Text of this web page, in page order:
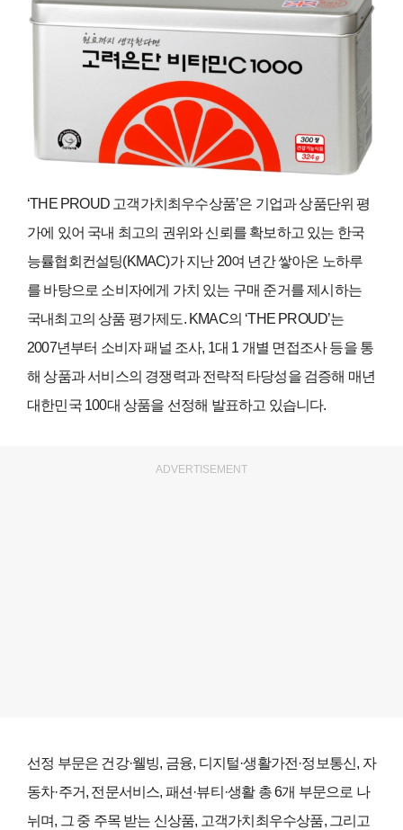
‘THE PROUD 고객가치최우수상품’은 기업과 상품단위 평
가에 있어 국내 최고의 권위와 신뢰를 확보하고 있는 한국
능률협회컨설팅(KMAC)가 지난20여 년간 쌓아온 노하루
를 바탕으로 소비자에게 가치 있는 구매 준거를 제시하는
국내최고의 상품 평가제도. KMAC의 ‘THE PROUD’는
2007년부터 소비자 패널 조사, 1대 1 개별 면접조사 등을 통
해 상품과 서비스의 경쟁력과 전략적 타당성을 검증해 매년
대한민국100대 상품을 선정해 발표하고 있습니다.
ADVERTISEMENT
선정 부문은 건강·웰빙, 금융, 디지털·생활가전 ·정보통신, 자
동차·주거, 전문서비스, 패션 ·뷰티 ·생활 총6개 부문으로 나
뉘며, 그 중 주목 받는 신상품, 고객가치최우수상품, 그리고